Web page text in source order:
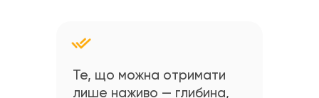
Те, що можна отримати
лише наживо — глибина,